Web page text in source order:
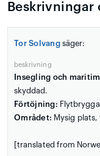
Beskrivningar
Tor Solvangsäger:
beskrivning
Insegling och
skyddad.
Förtöjning:
Området: Mysig
[translated from